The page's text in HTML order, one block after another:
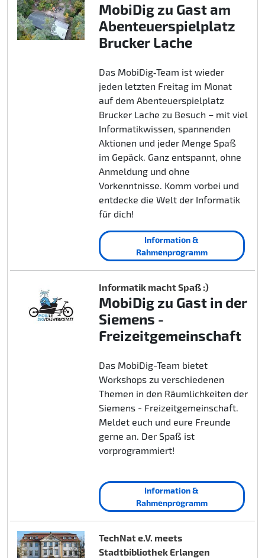
MobiDig zu Gast am
Abenteuerspielplatz
Brucker Lache
Das MobiDig‑Team ist wieder
jeden letzten Freitag im Monat
auf dem Abenteuerspielplatz
Brucker Lache zu Besuch – mit viel
Informatikwissen, spannenden
Aktionen und jeder Menge Spaß
im Gepäck. Ganz entspannt, ohne
Anmeldung und ohne
Vorkenntnisse. Komm vorbei und
entdecke die Welt der Informatik
für dich!
Information &
Rahmenprogramm
Informatik macht Spaß :)
MobiDig zu Gast in der
Siemens -
Freizeitgemeinschaft
Das MobiDig-Team bietet
Workshops zu verschiedenen
Themen in den Räumlichkeiten der
Siemens - Freizeitgemeinschaft.
Meldet euch und eure Freunde
gerne an. Der Spaß ist
vorprogrammiert!
Information &
Rahmenprogramm
TechNat e.V. meets
Stadtbibliothek Erlangen